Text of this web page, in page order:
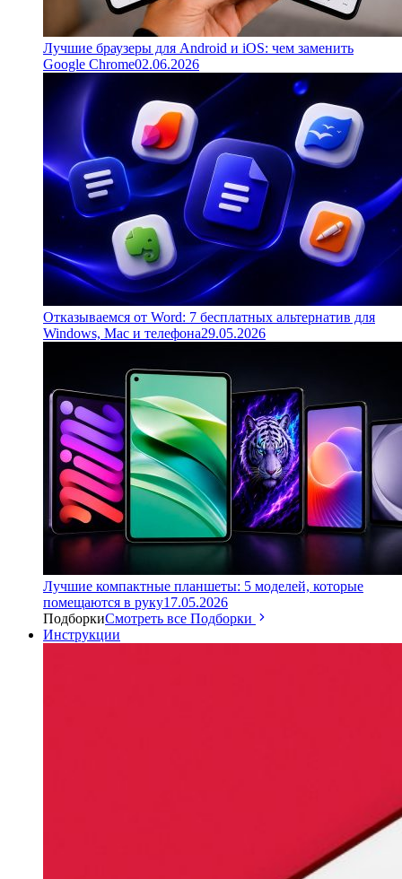
Лучшие браузеры для Android и iOS: чем заменить
Google Chrome02.06.2026
Отказываемся от Word: 7 бесплатных альтернатив для
Windows, Mac и телефона29.05.2026
Лучшие компактные планшеты: 5 моделей, которые
помещаются в руку17.05.2026
ПодборкиСмотреть все Подборки
Инструкции